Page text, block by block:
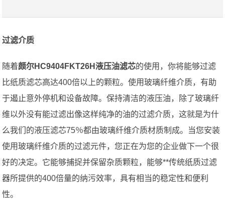
过滤介质
随着颇尔HC9404FKT26H液压油滤芯的使用，你将能够过滤
比纸质滤芯高达400倍以上的颗粒。使用玻璃纤维介质，有助
于遏止意外停机和设备故障。保持清洁的液压油，除了玻璃纤
维以外没有能过滤出像这样纯净的油的过滤介质，这就是为什
么我们的液压滤芯75％都由玻璃纤维介质材质制成。当您安装
使用玻璃纤维介质的过滤元件，您正在为您的企业做下一个很
好的决定。它能够捕捉并保留杂质颗粒，能够**传统纸质过滤
器所提供的400倍量的纳污效率，具有相当的稳定性和便利
性。